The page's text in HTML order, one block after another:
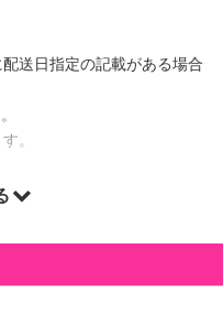
送日指定の記載がある場合
。